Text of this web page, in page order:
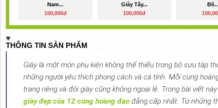
Nam...
100,000đ
Giày Tây...
100,000đ
THÔNG TIN SẢN PHẨM
Giày là một món phụ kiện không thể thiếu trong bộ sưu tập
những người yêu thích phong cách và cá tính. Mỗi cung
trang riêng và đôi giày cũng không ngoại lệ. Trong bài viết
giày đẹp của 12 cung hoàng đạođẳng cấp nhất. Từ những